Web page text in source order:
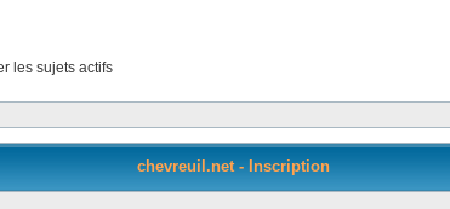
les sujets actifs
chevreuil.net - Inscription